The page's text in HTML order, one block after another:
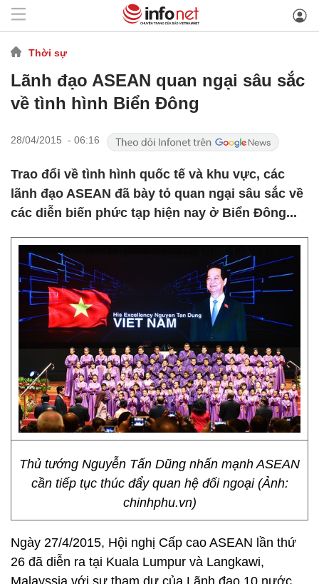
Thời sự
Lãnh đạo ASEAN quan ngại sâu sắc
về tình hình Biển Đông
28/04/2015 - 06:16
Trao đổi về tình hình quốc tế và khu vực, các
lãnh đạo ASEAN đã bày tỏ quan ngại sâu sắc về
các diễn biến phức tạp hiện nay ở Biển Đông...
Thủ tướng Nguyễn Tấn Dũng nhấn mạnh ASEAN
cần tiếp tục thúc đẩy quan hệ đối ngoại (Ảnh:
chinhphu.vn)
Ngày 27/4/2015, Hội nghị Cấp cao ASEAN lần thứ
26 đã diễn ra tại Kuala Lumpur và Langkawi,
Malayssia với sự tham dự của Lãnh đạo 10 nước